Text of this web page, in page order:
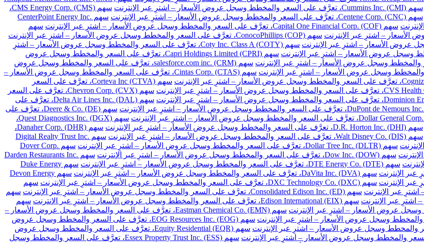
سهم Cummins Inc. (CMI)، تعرَّف على السعر والمخطط وسجل عروض الأسعار – اشترِ عبر الإنترنت
سهم CMS Energy Corp. (CMS)،
سهم Centene Corp. (CNC)، تعرَّف على السعر والمخطط وسجل عروض الأسعار – اشترِ عبر الإنترنت
سهم CenterPoint Energy Inc.
سهم Capital One Financial Corp. (COF)، تعرَّف على السعر والمخطط وسجل عروض الأسعار – اشترِ عبر الإنترنت
سهم
سهم ConocoPhillips (COP)، تعرَّف على السعر والمخطط وسجل عروض الأسعار – اشترِ عبر الإنترنت
سهم Coty Inc. Class A (COTY)، تعرَّف على السعر والمخطط وسجل عروض الأسعار – اشترِ
سهم Capri Holdings Limited (CPRI)، تعرَّف على السعر والمخطط وسجل عروض
سهم salesforce.com inc. (CRM)، تعرَّف على السعر والمخطط وسجل عروض
سهم Cintas Corp. (CTAS)، تعرَّف على السعر والمخطط وسجل عروض الأسعار –
سهم Corteva Inc (CTVA)، تعرَّف على السعر
سهم Chevron Corp. (CVX)، تعرَّف على السعر
سهم Delta Air Lines Inc. (DAL)، تعرَّف على
سهم Deere & Co. (DE)، تعرَّف على
سهم Quest Diagnostics Inc. (DGX)،
سهم D.R. Horton Inc. (DHI)، تعرَّف على السعر والمخطط وسجل عروض الأسعار – اشترِ عبر الإنترنت
سهم Danaher Corp. (DHR)،
سهم Walt Disney Co. (DIS)، تعرَّف على السعر والمخطط وسجل عروض الأسعار – اشترِ عبر الإنترنت
سهم Digital Realty Trust Inc.
سهم Dollar Tree Inc. (DLTR)، تعرَّف على السعر والمخطط وسجل عروض الأسعار – اشترِ عبر الإنترنت
سهم Dover Corp.
سهم Dow Inc. (DOW)، تعرَّف على السعر والمخطط وسجل عروض الأسعار – اشترِ عبر الإنترنت
سهم Darden Restaurants Inc.
سهم DTE Energy Co. (DTE)، تعرَّف على السعر والمخطط وسجل عروض الأسعار – اشترِ عبر الإنترنت
سهم Duke Energy
سهم DaVita Inc. (DVA)، تعرَّف على السعر والمخطط وسجل عروض الأسعار – اشترِ عبر الإنترنت
سهم Devon Energy
سهم DXC Technology Co. (DXC)، تعرَّف على السعر والمخطط وسجل عروض الأسعار – اشترِ عبر الإنترنت
سهم
سهم Consolidated Edison Inc. (ED)، تعرَّف على السعر والمخطط وسجل عروض الأسعار – اشترِ عبر الإنترنت
سهم
سهم Edison International (EIX)، تعرَّف على السعر والمخطط وسجل عروض الأسعار – اشترِ عبر الإنترنت
سهم
سهم Eastman Chemical Co. (EMN)، تعرَّف على السعر والمخطط وسجل عروض الأسعار –
سهم EOG Resources Inc. (EOG)، تعرَّف على السعر والمخطط وسجل عروض
سهم Equity Residential (EQR)، تعرَّف على السعر والمخطط وسجل عروض
سهم Essex Property Trust Inc. (ESS)، تعرَّف على السعر والمخطط وسجل